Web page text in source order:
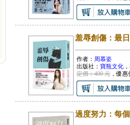
羞辱創傷：最
作者： 周慕姿
出版社： 寶瓶文化
定價：400 元，優惠
過度努力：每